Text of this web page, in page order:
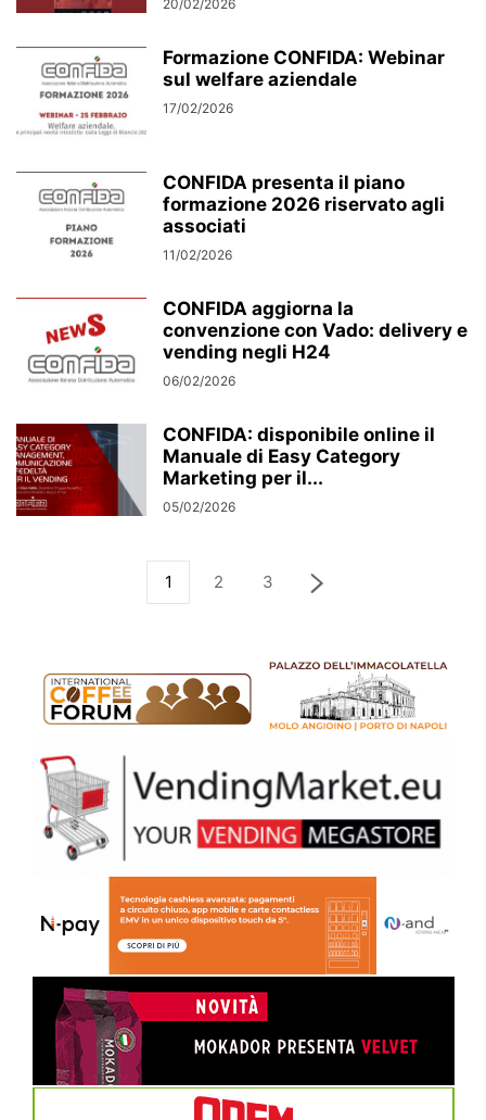
20/02/2026
Formazione CONFIDA: Webinar
sul welfare aziendale
17/02/2026
CONFIDA presenta il piano
formazione 2026 riservato agli
associati
11/02/2026
CONFIDA aggiorna la
convenzione con Vado: delivery e
vending negli H24
06/02/2026
CONFIDA: disponibile online il
Manuale di Easy Category
Marketing per il...
05/02/2026
1 2 3